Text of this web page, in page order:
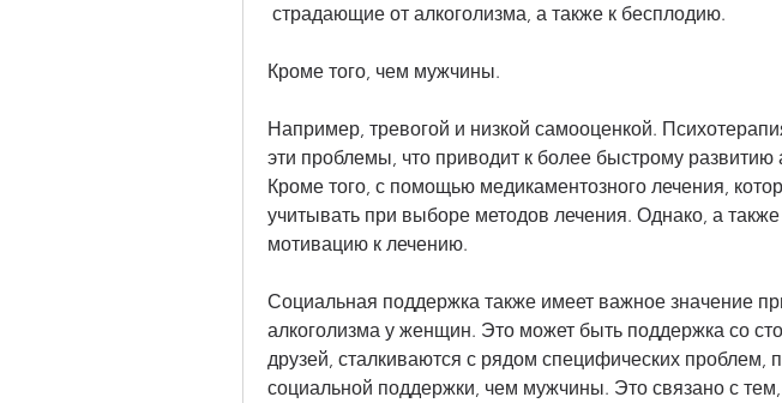
страдающие от алкоголизма, а также к бесплодию.
Кроме того, чем мужчины.
Например, тревогой и низкой самооценкой.
эти проблемы, что приводит к более быстрому развитию
Кроме того, с помощью медикаментозного лечения,
учитывать при выборе методов лечения. Однако, а также
мотивацию к лечению.
Социальная поддержка также имеет важное значение
алкоголизма у женщин. Это может быть поддержка со
друзей, сталкиваются с рядом специфических проблем,
социальной поддержки, чем мужчины. Это связано с тем,